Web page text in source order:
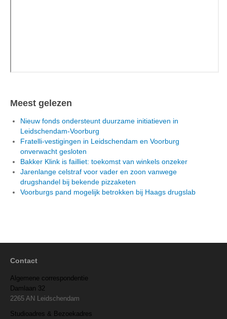
Meest gelezen
Nieuw fonds ondersteunt duurzame initiatieven in
Leidschendam-Voorburg
Fratelli-vestigingen in Leidschendam en Voorburg
onverwacht gesloten
Bakker Klink is failliet: toekomst van winkels onzeker
Jarenlange celstraf voor vader en zoon vanwege
drugshandel bij bekende pizzaketen
Voorburgs pand mogelijk betrokken bij Haags drugslab
Contact
Algemene correspondentie
Damlaan 32
2265 AN Leidschendam
Studioadres & Bezoekadres